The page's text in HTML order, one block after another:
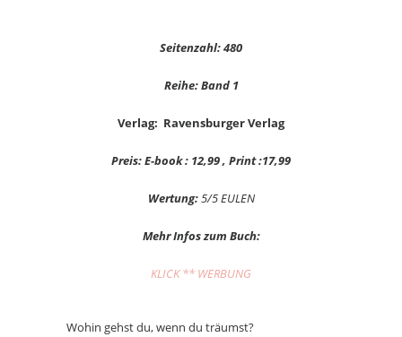
Seitenzahl: 480
Reihe: Band 1
Verlag: Ravensburger Verlag
Preis: E-book : 12,99 , Print :17,99
Wertung:5/5 EULEN
Mehr Infos zum Buch:
KLICK ** WERBUNG
Wohin gehst du, wenn du träumst?